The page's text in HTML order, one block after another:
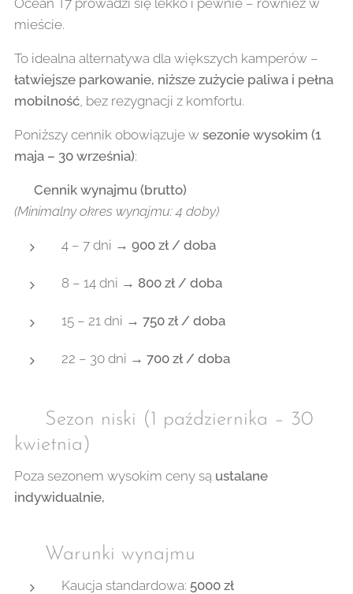
Ocean T7 prowadzi się lekko i pewnie – również w
mieście.
To idealna alternatywa dla większych kamperów –
łatwiejsze parkowanie, niższe zużycie paliwa i pełna
mobilność, bez rezygnacji z komfortu.
Poniższy cennik obowiązuje w sezonie wysokim (1
maja – 30 września):
Cennik wynajmu (brutto)
(Minimalny okres wynajmu: 4 doby)
4 – 7 dni → 900 zł / doba
8 – 14 dni → 800 zł / doba
15 – 21 dni → 750 zł / doba
22 – 30 dni → 700 zł / doba
❄️ Sezon niski (1 października – 30
kwietnia)
Poza sezonem wysokim ceny są ustalane
indywidualnie,
📌 Warunki wynajmu
Kaucja standardowa: 5000 zł